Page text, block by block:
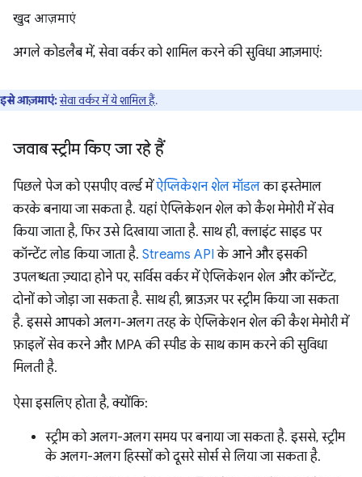
खुद आज़माएं
अगले कोडलैब में, सेवा वर्कर को शामिल करने की सुविधा आज़माएं:
इसे आज़माएं:सेवा वर्कर में ये शामिल हैं.
जवाब स्ट्रीम किए जा रहे हैं
पिछले पेज को एसपीए वर्ल्ड मेंऐप्लिकेशन शेल मॉडलका इस्तेमाल
करके बनाया जा सकता है. यहां ऐप्लिकेशन शेल को कैश मेमोरी में सेव
किया जाता है, फिर उसे दिखाया जाता है. साथ ही, क्लाइंट साइड पर
कॉन्टेंट लोड किया जाता है. Streams API के आने और इसकी
उपलब्धता ज़्यादा होने पर, सर्विस वर्कर में ऐप्लिकेशन शेल और कॉन्टेंट,
दोनों को जोड़ा जा सकता है. साथ ही, ब्राउज़र पर स्ट्रीम किया जा सकता
है. इससे आपको अलग-अलग तरह के ऐप्लिकेशन शेल की कैश मेमोरी में
फ़ाइलें सेव करने और MPA की स्पीड के साथ काम करने की सुविधा
मिलती है.
ऐसा इसलिए होता है, क्योंकि:
स्ट्रीम को अलग-अलग समय पर बनाया जा सकता है. इससे, स्ट्रीम
के अलग-अलग हिस्सों को दूसरे सोर्स से लिया जा सकता है.